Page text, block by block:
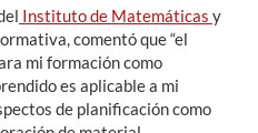
Instituto de Matemáticas y
comentó que “el
mi formación como
es aplicable a mi
de planificación como